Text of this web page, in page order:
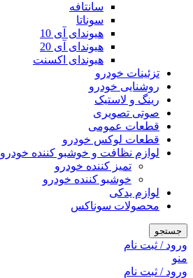
سانتافه
سوناتا
هیوندای آی 10
هیوندای آی 20
هیوندای اکسنت
تزئینات خودرو
روشنایی خودرو
رینگ و لاستیک
صوتی تصویری
قطعات عمومی
قطعات لوکس خودرو
لوازم نظافت و خوشبو کننده خودرو
تمیز کننده خودرو
خوشبو کننده خودرو
لوازم یدکی
محصولات سوناکس
جستجو
ورود / ثبت نام
منو
ورود / ثبت نام